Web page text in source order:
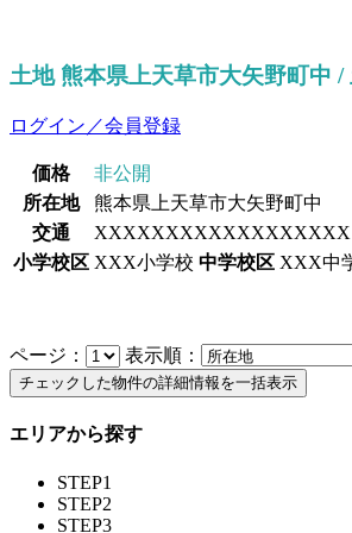
土地 熊本県上天草市大矢野町中 /
ログイン／会員登録
価格
非公開
所在地
熊本県上天草市大矢野町中
交通
XXXXXXXXXXXXXXXXXX
小学校区 XXX小学校 中学校区 XXX中
ページ： 表示順：
エリアから探す
STEP1
STEP2
STEP3